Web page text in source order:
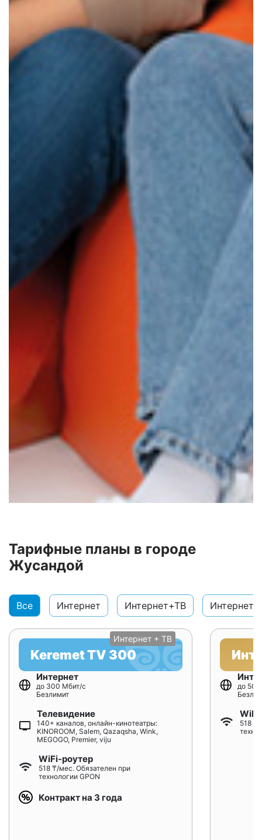
Тарифные планы в городе
Жусандой
Все Интернет Интернет+ТВ
Интернет + ТВ
Keremet TV 300
Интернет
до 300 Мбит/с
Безлимит
Телевидение
140+ каналов, онлайн-кинотеатры:
KINOROOM, Salem, Qazaqsha, Wink,
MEGOGO, Premier, viju
WiFi-роутер
518 ₸/мес. Обязателен при
технологии GPON
Контракт на 3 года
до
518